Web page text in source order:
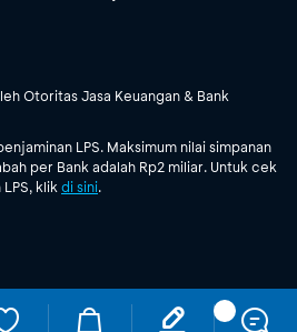
Otoritas Jasa Keuangan & Bank
LPS. Maksimum nilai simpanan
per Bank adalah Rp2 miliar. Untuk cek
klik di sini.